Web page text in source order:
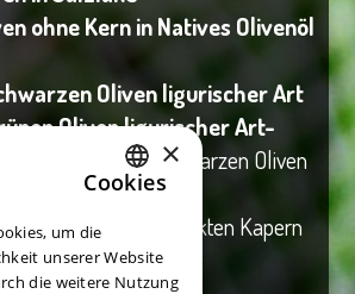
ohne Kern in Natives Olivenöl
Oliven ligurischer Art
Oliven ligurischer Art-
Creme aus schwarzen Oliven
Öl eingelegt
Mischung aus gehackten Kapern
GERMAN
×
Cookies
um die
unserer Website
die weitere Nutzung